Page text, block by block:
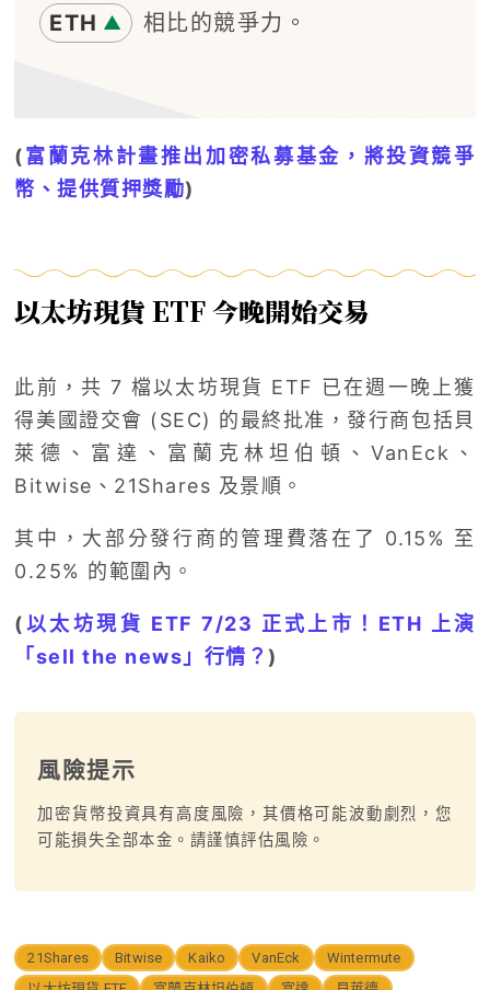
ETH ▲ 相比的競爭力。
(富蘭克林計畫推出加密私募基金，將投資競爭
幣、提供質押獎勵)
以太坊現貨 ETF 今晚開始交易
此前，共 7 檔以太坊現貨 ETF 已在週一晚上獲
得美國證交會 (SEC) 的最終批准，發行商包括貝
萊德、富達、富蘭克林坦伯頓、VanEck、
Bitwise、21Shares 及景順。
其中，大部分發行商的管理費落在了 0.15% 至
0.25% 的範圍內。
(以太坊現貨 ETF 7/23 正式上市！ETH 上演
「sell the news」行情？)
風險提示
加密貨幣投資具有高度風險，其價格可能波動劇烈，您
可能損失全部本金。請謹慎評估風險。
21Shares Bitwise Kaiko VanEck
Wintermute